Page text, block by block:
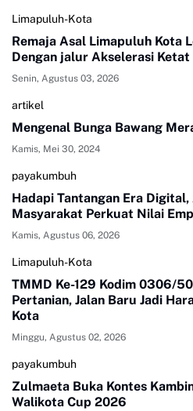
Limapuluh-Kota
Remaja Asal Limapuluh Kota
Dengan jalur Akselerasi Ketat
Senin, Agustus 03, 2026
artikel
Mengenal Bunga Bawang
Kamis, Mei 30, 2024
payakumbuh
Hadapi Tantangan Era
Masyarakat Perkuat Nilai
Kamis, Agustus 06, 2026
Limapuluh-Kota
TMMD Ke-129 Kodim 0306/
Pertanian, Jalan Baru Jadi
Kota
Minggu, Agustus 02, 2026
payakumbuh
Zulmaeta Buka Kontes
Walikota Cup 2026